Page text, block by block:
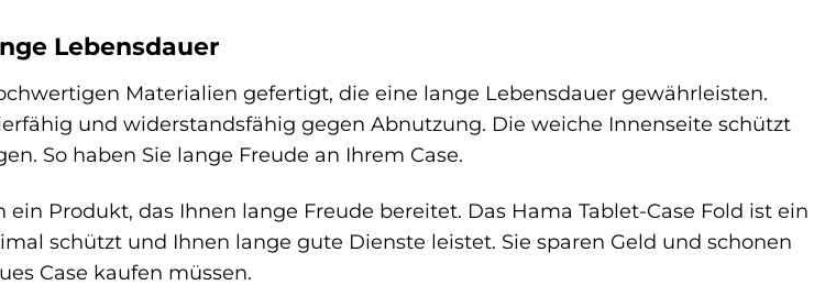
Lebensdauer
Materialien gefertigt, die eine lange Lebensdauer gewährleisten.
und widerstandsfähig gegen Abnutzung. Die weiche Innenseite schützt
So haben Sie lange Freude an Ihrem Case.
ein Produkt, das Ihnen lange Freude bereitet. Das Hama Tablet-Case Fold ist ein
schützt und Ihnen lange gute Dienste leistet. Sie sparen Geld und schonen
Case kaufen müssen.